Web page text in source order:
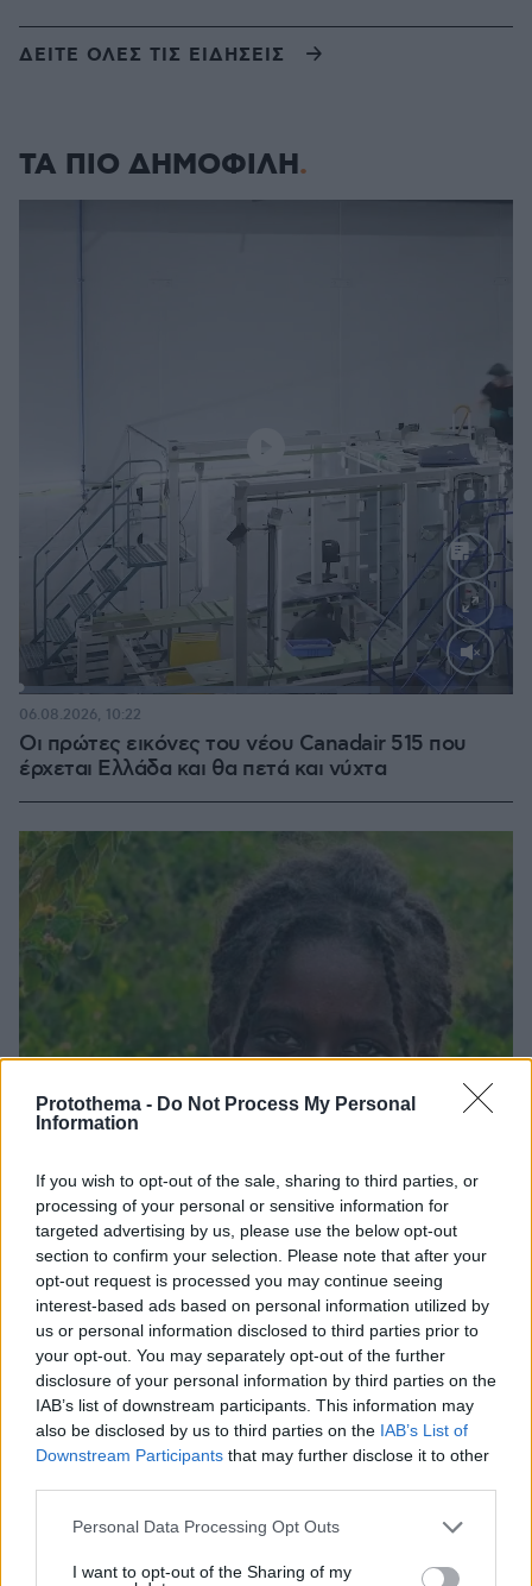
Protothema - Do Not Process My Personal
Information
If you wish to opt-out of the sale, sharing to third parties, or
processing of your personal or sensitive information for
targeted advertising by us, please use the below opt-out
section to confirm your selection. Please note that after your
opt-out request is processed you may continue seeing
interest-based ads based on personal information utilized by
us or personal information disclosed to third parties prior to
your opt-out. You may separately opt-out of the further
disclosure of your personal information by third parties on the
IAB’s list of downstream participants. This information may
also be disclosed by us to third parties on the IAB’s List of
Downstream Participants that may further disclose it to other
Please note that this website/app uses one or more Google
not limited to your visit or usage behaviour. You may click to
Personal Data Processing Opt Outs
I want to opt-out of the Sharing of my
ΔΕΙΤΕ ΟΛΕΣ ΤΙΣ ΕΙΔΗΣΕΙΣ
ΤΑ ΠΙΟ ΔΗΜΟΦΙΛΗ
Loaded
Οι πρώτες εικόνες του νέου Canadair 515 που
έρχεται Ελλάδα και θα πετά και νύχτα
06.08.2026, 10:22
Νεαρή γυναίκα με ακατέργαστη ομορφιά από την
Αιθιοπία έγινε viral, δείτε την εντυπωσιακή
μεταμόρφωσή της από μακιγιέρ
06.08.2026, 09:18